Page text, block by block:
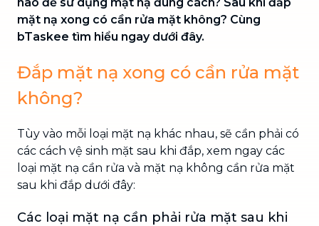
mặt nạ xong có cần rửa mặt không? Cùng
bTaskee tìm hiểu ngay dưới đây.
Đắp mặt nạ xong có cần rửa mặt
không?
Tùy vào mỗi loại mặt nạ khác nhau, sẽ cần phải có
các cách vệ sinh mặt sau khi đắp, xem ngay các
loại mặt nạ cần rửa và mặt nạ không cần rửa mặt
sau khi đắp dưới đây:
Các loại mặt nạ cần phải rửa mặt sau khi